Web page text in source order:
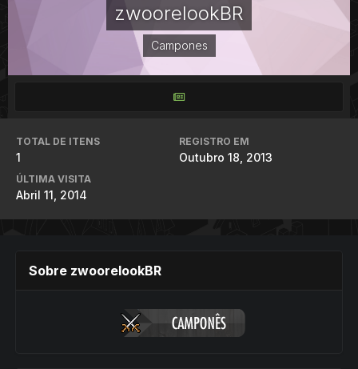
zwoorelookBR
Campones
TOTAL DE ITENS
1
REGISTRO EM
Outubro 18, 2013
ÚLTIMA VISITA
Abril 11, 2014
Sobre zwoorelookBR